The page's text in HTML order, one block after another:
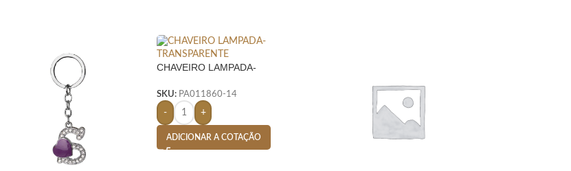
CHAVEIRO LAMPADA-
SKU: PA011860-14
- +
ADICIONAR A COTAÇÃO